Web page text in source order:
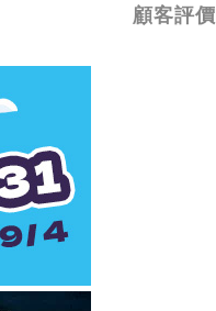
顧客評價